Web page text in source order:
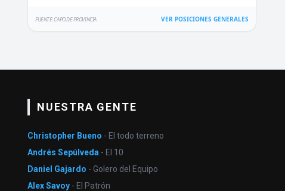
FUENTE: CAPO DE PROVINCIA VER POSICIONES GENERALES
NUESTRA GENTE
Christopher Bueno - El todo terreno
Andrés Sepúlveda - El 10
Daniel Gajardo - Golero del Equipo
Alex Savoy - El Patrón